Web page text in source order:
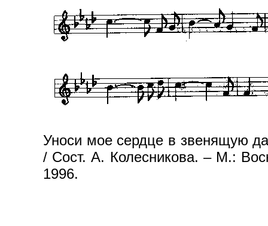
Уноси мое сердце в звенящую
/ Сост. А. Колесникова. – М.:
1996.